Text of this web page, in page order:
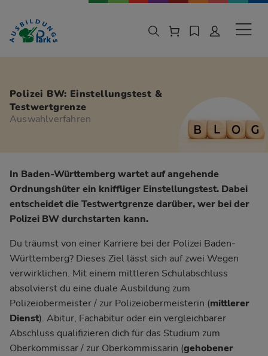
Zur Navigation springen
Zu den Hauptinhalten springen
Polizei BW: Einstellungstest &
Testwertgrenze
Auswahlverfahren
In Baden-Württemberg wartet auf angehende
Ordnungshüter ein kniffliger Einstellungstest. Dabei
entscheidet die Testwertgrenze darüber, wer bei der
Polizei BW durchstarten kann.
Du träumst von einer Karriere bei der Polizei Baden-
Württemberg? Dieses Ziel lässt sich auf zwei Wegen
verwirklichen. Mit einem mittleren Schulabschluss
absolvierst du eine duale Ausbildung zum
Polizeiobermeister / zur Polizeiobermeisterin (mittlerer
Dienst). Abitur, Fachabitur oder ein vergleichbarer
Abschluss qualifizieren dich für das Studium zum
Oberkommissar / zur Oberkommissarin (gehobener